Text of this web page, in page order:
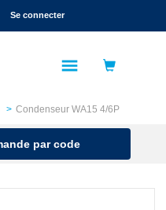
Se connecter
Condenseur WA15 4/6P
par code